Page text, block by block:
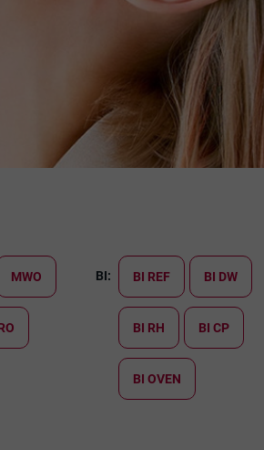
MWO BI: BI REF BI DW
BI RH BI CP
BI OVEN